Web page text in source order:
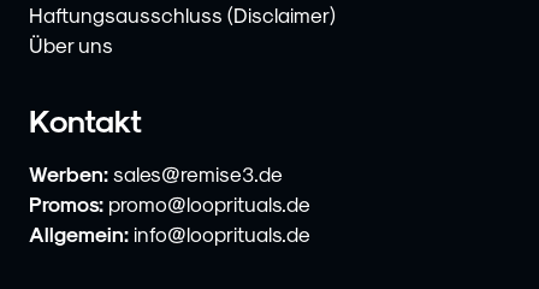
Haftungsausschluss (Disclaimer)
Über uns
Kontakt
Werben: sales@remise3.de
Promos: promo@looprituals.de
Allgemein: info@looprituals.de